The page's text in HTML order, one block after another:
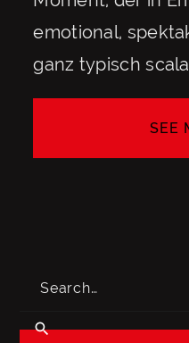
emotional,
ganz typisch
SEE